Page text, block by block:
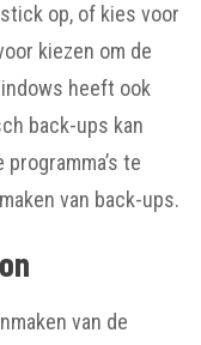
op, of kies voor
kiezen om de
heeft ook
back-ups kan
te
van back-ups.
van de